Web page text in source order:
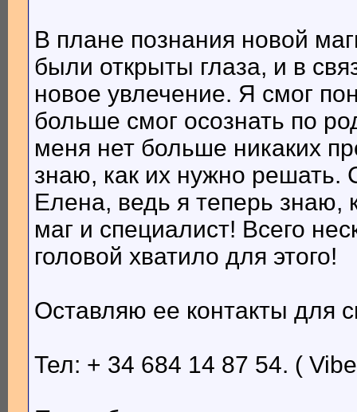
В плане познания новой
были открыты глаза, и в
новое увлечение. Я смог
больше смог осознать по
меня нет больше никаких
знаю, как их нужно
Елена, ведь я теперь
маг и специалист! Всего
головой хватило для этого!
Оставляю ее контакты для
Тел: + 34 684 14 87 54. (